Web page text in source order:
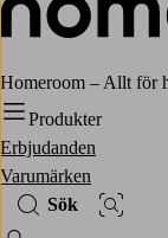
Homeroom – Allt för
Produkter
Erbjudanden
Varumärken
Sök
Bildsök